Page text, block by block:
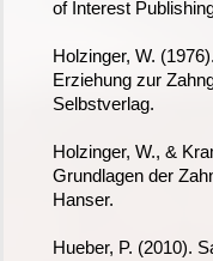
of Interest
Holzinger, W.
Erziehung zur
Selbstverlag.
Holzinger, W., &
Grundlagen der
Hanser.
Hueber, P. (2010).